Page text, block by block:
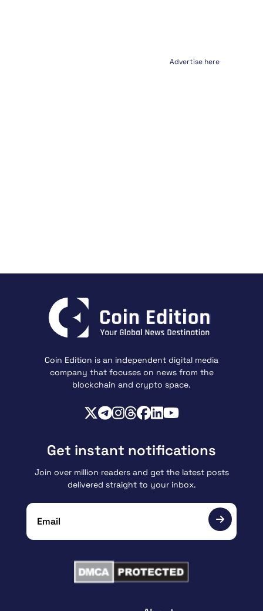
Advertise here
Coin Edition is an independent digital media
company that focuses on news from the
blockchain and crypto space.
Get instant notifications
Join over million readers and get the latest posts
delivered straight to your inbox.